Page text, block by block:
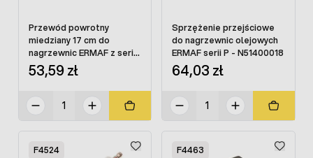
Przewód powrotny
miedziany 17 cm do
nagrzewnic ERMAF z serii
P - N51400219
53,59 zł
Sprzężenie przejściowe
do nagrzewnic olejowych
ERMAF serii P - N51400018
64,03 zł
F4524 F4463